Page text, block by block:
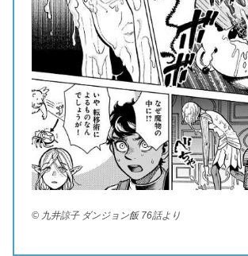
© 九井諒子 ダンジョン飯 76話より